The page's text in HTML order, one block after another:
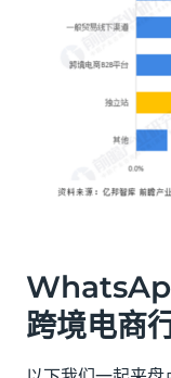
跨境电商